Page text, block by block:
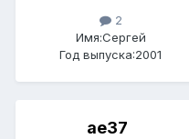
2
Имя:Сергей
Год выпуска:2001
ae37